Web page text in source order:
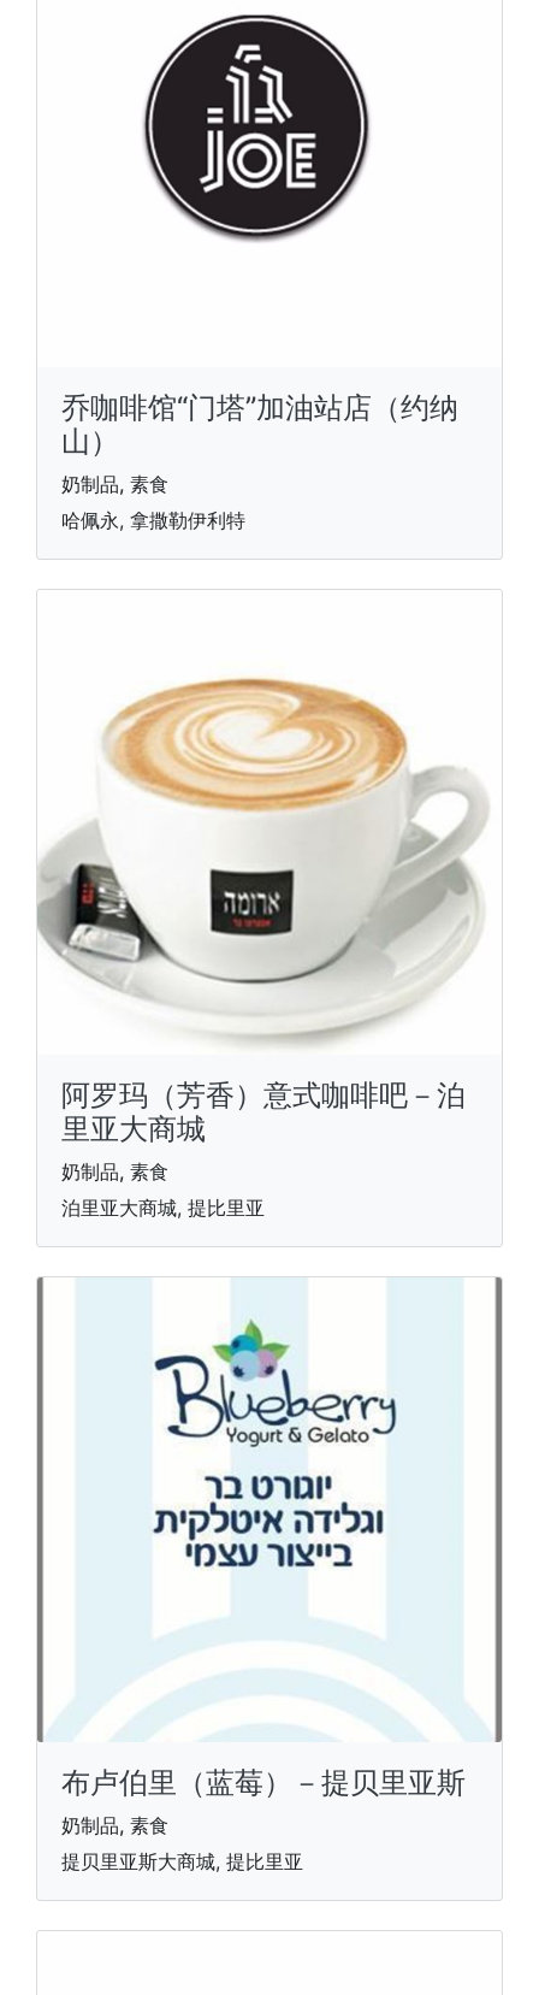
乔咖啡馆“门塔”加油站店（约纳
山）
奶制品, 素食
哈佩永, 拿撒勒伊利特
阿罗玛（芳香）意式咖啡吧－泊
里亚大商城
奶制品, 素食
泊里亚大商城, 提比里亚
布卢伯里（蓝莓）－提贝里亚斯
奶制品, 素食
提贝里亚斯大商城, 提比里亚